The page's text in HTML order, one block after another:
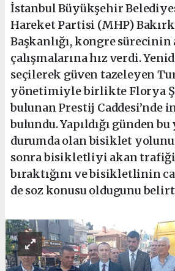
İstanbul Büyükşehir
Hareket Partisi (MHP)
Başkanlığı, kongre sürecinin
çalışmalarına hız verdi.
seçilerek güven tazeleyen
yönetimiyle birlikte Florya
bulunan Prestij Caddesi’nde
bulundu. Yapıldığı günden bu
durumda olan bisiklet
sonra bisikletliyi akan
bıraktığını ve bisikletlinin
de soz konusu oldugunu